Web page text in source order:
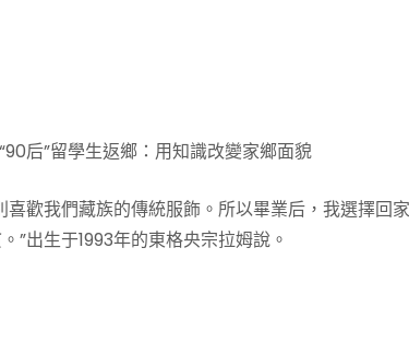
后”留學生返鄉：用知識改變家鄉面貌
歡我們藏族的傳統服飾。所以畢業后，我選擇回
”出生于1993年的東格央宗拉姆說。